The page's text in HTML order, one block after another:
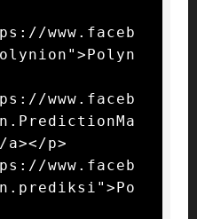
www.faceb
www.faceb
p>
www.faceb